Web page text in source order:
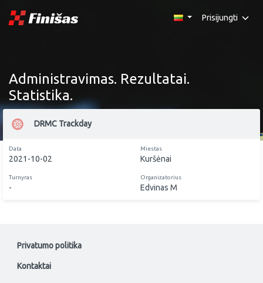
Prisijungti
Administravimas. Rezultatai.
Statistika.
DRMC Trackday
Data
2021-10-02
Miestas
Kuršėnai
Turnyras
-
Organizatorius
Edvinas M
Privatumo politika
Kontaktai